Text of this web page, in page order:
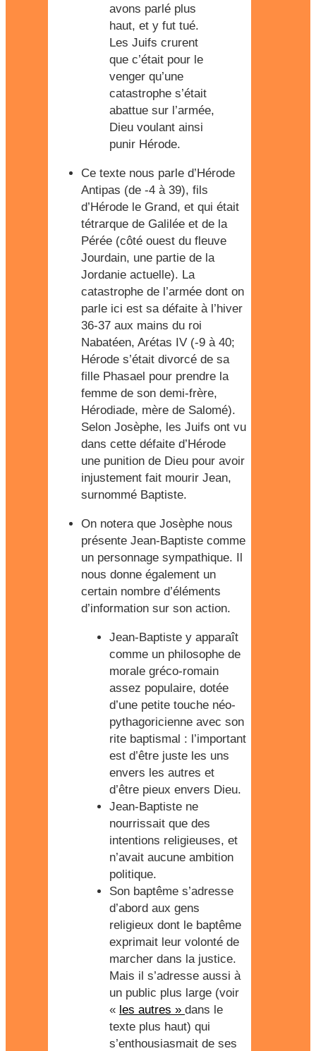
avons parlé plus
haut, et y fut tué.
Les Juifs crurent
que c’était pour le
venger qu’une
catastrophe s’était
abattue sur l’armée,
Dieu voulant ainsi
punir Hérode.
Ce texte nous parle d’Hérode
Antipas (de -4 à 39), fils
d’Hérode le Grand, et qui était
tétrarque de Galilée et de la
Pérée (côté ouest du fleuve
Jourdain, une partie de la
Jordanie actuelle). La
catastrophe de l’armée dont on
parle ici est sa défaite à l’hiver
36-37 aux mains du roi
Nabatéen, Arétas IV (-9 à 40;
Hérode s’était divorcé de sa
fille Phasael pour prendre la
femme de son demi-frère,
Hérodiade, mère de Salomé).
Selon Josèphe, les Juifs ont vu
dans cette défaite d’Hérode
une punition de Dieu pour avoir
injustement fait mourir Jean,
surnommé Baptiste.
On notera que Josèphe nous
présente Jean-Baptiste comme
un personnage sympathique. Il
nous donne également un
certain nombre d’éléments
d’information sur son action.
Jean-Baptiste y apparaît
comme un philosophe de
morale gréco-romain
assez populaire, dotée
d’une petite touche néo-
pythagoricienne avec son
rite baptismal : l’important
est d’être juste les uns
envers les autres et
d’être pieux envers Dieu.
Jean-Baptiste ne
nourrissait que des
intentions religieuses, et
n’avait aucune ambition
politique.
Son baptême s’adresse
d’abord aux gens
religieux dont le baptême
exprimait leur volonté de
marcher dans la justice.
Mais il s’adresse aussi à
un public plus large (voir
« les autres » dans le
texte plus haut) qui
s’enthousiasmait de ses